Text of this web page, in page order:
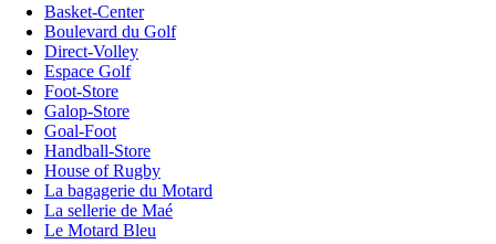
Basket-Center
Boulevard du Golf
Direct-Volley
Espace Golf
Foot-Store
Galop-Store
Goal-Foot
Handball-Store
House of Rugby
La bagagerie du Motard
La sellerie de Maé
Le Motard Bleu